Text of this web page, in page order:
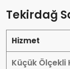
Tekirdağ
Hizmet
Küçük Ölçekli